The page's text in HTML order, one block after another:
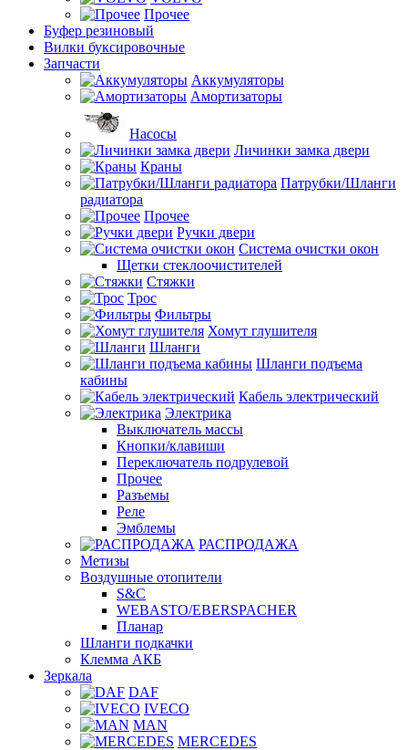
Прочее
Буфер резиновый
Вилки буксировочные
Запчасти
Аккумуляторы
Амортизаторы
Насосы
Личинки замка двери
Краны
Патрубки/Шланги
радиатора
Прочее
Ручки двери
Система очистки окон
Щетки стеклоочистителей
Стяжки
Трос
Фильтры
Хомут глушителя
Шланги
Шланги подъема
кабины
Кабель электрический
Электрика
Выключатель массы
Кнопки/клавиши
Переключатель подрулевой
Прочее
Разъемы
Реле
Эмблемы
РАСПРОДАЖА
Метизы
Воздушные отопители
S&C
WEBASTO/EBERSPACHER
Планар
Шланги подкачки
Клемма АКБ
Зеркала
DAF
IVECO
MAN
MERCEDES